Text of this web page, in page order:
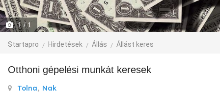
1/ 1
Startapro Hirdetések Állás Állást keres
Otthoni gépelési munkát keresek
Tolna, Nak